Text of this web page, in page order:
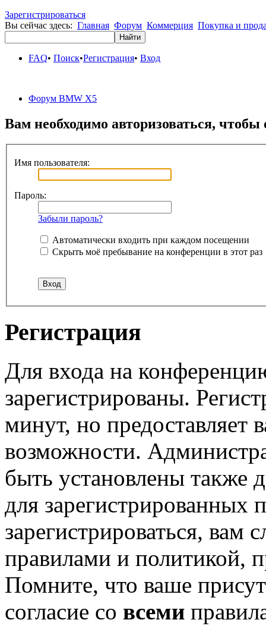
Зарегистрироваться
Вы сейчас здесь: Главная Форум Коммерция Покупка и
FAQ• Поиск•Регистрация• Вход
Форум BMW X5
Вам необходимо авторизоваться,
Имя пользователя:
Пароль:
Забыли пароль?
Автоматически входить при каждом посещении
Скрыть моё пребывание на конференции в этот раз
Регистрация
Для входа на
зарегистрированы.
минут, но предоставляет
возможности.
быть установлены также
для зарегистрированных
зарегистрироваться, вам
правилами и политикой,
Помните, что ваше
согласие со всеми